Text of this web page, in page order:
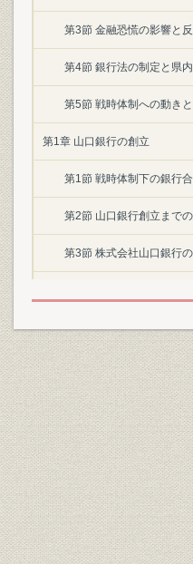
第3節 金融恐慌の影響と
第4節 銀行法の制定と県
第5節 戦時体制への動き
第1章 山口銀行の創立
第1節 戦時体制下の銀行
第2節 山口銀行創立まで
第3節 株式会社山口銀行
第2章 戦後復興と当行の再建
第1節 戦後日本の経済復興
第2節 当行の再建整備
第3節 戦後混乱期の経営
第4節 山口銀行職員組合の
第5節 業績推移
第3章 日本経済自立と積極経